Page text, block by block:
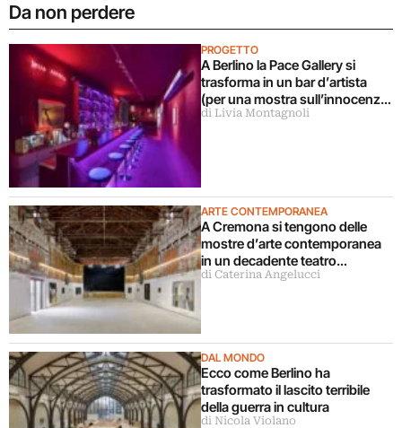
Da non perdere
PROGETTO
A Berlino la Pace Gallery si
trasforma in un bar d’artista
(per una mostra sull’innocenza
perduta)
di Livia Montagnoli
ARTE CONTEMPORANEA
A Cremona si tengono delle
mostre d’arte contemporanea
in un decadente teatro
parrocchiale chiuso da 40 anni
di Caterina Angelucci
DAL MONDO
Ecco come Berlino ha
trasformato il lascito terribile
della guerra in cultura
di Nicola Violano